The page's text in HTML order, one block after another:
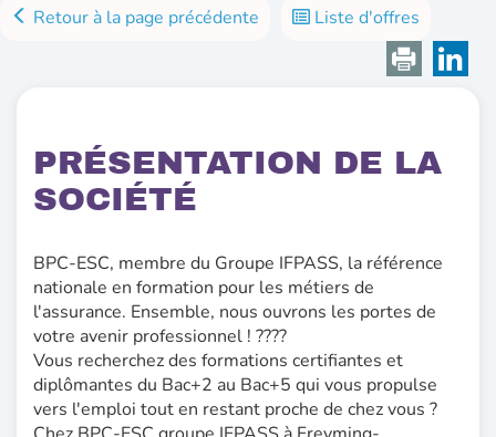
Retour à la page précédente Liste d'offres
PRÉSENTATION DE LA
SOCIÉTÉ
BPC-ESC, membre du Groupe IFPASS, la référence
nationale en formation pour les métiers de
l'assurance. Ensemble, nous ouvrons les portes de
votre avenir professionnel ! ????
Vous recherchez des formations certifiantes et
diplômantes du Bac+2 au Bac+5 qui vous propulse
vers l'emploi tout en restant proche de chez vous ?